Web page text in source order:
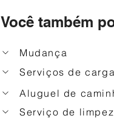
Você também
Mudança
Serviços de carga
Aluguel de
Serviço de